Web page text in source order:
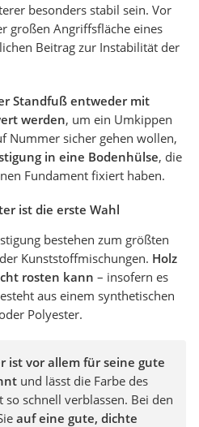
besonders stabil sein. Vor
großen Angriffsfläche eines
Beitrag zur Instabilität der
Standfuß entweder mit
werden, um ein Umkippen
Nummer sicher gehen wollen,
in eine Bodenhülse, die
Fundament fixiert haben.
ist die erste Wahl
bestehen zum größten
Kunststoffmischungen. Holz
rosten kann – insofern es
aus einem synthetischen
Polyester.
ist vor allem für seine gute
und lässt die Farbe des
schnell verblassen. Bei den
auf eine gute, dichte